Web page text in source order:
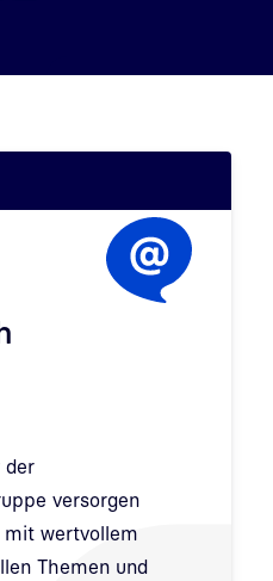
der
versorgen
mit wertvollem
Themen und